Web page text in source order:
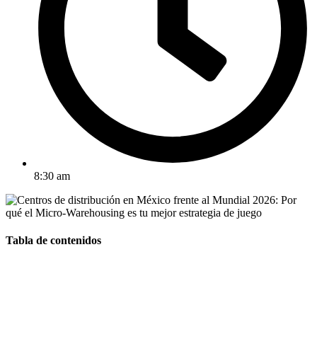
8:30 am
Tabla de contenidos